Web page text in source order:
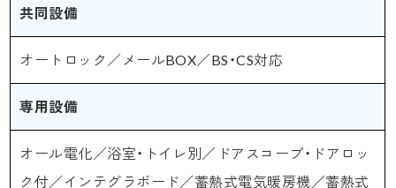
共同設備
オートロック／メールBOX／BS・CS対応
専用設備
オール電化／浴室・トイレ別／ドアスコープ・ドアロッ
ク付／インテグラボード／蓄熱式電気暖房機／蓄熱式